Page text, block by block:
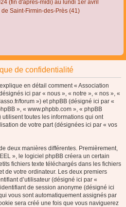
(fin d'après-midi) au lundi 1er avril
Saint-Firmin-des-Près (41)
de confidentialité
en détail comment « Association
ici par « nous », « notre », « nos », «
forum ») et phpBB (désigné ici par «
», « www.phpbb.com », « phpBB
toutes les informations qui ont
de votre part (désignées ici par « vos
deux manières différentes. Premièrement,
», le logiciel phpBB créera un certain
fichiers texte téléchargés dans les fichiers
de votre ordinateur. Les deux premiers
d’utilisateur (désigné ici par «
de session anonyme (désigné ici
vous sont automatiquement assignés par
sera créé une fois que vous naviguerez